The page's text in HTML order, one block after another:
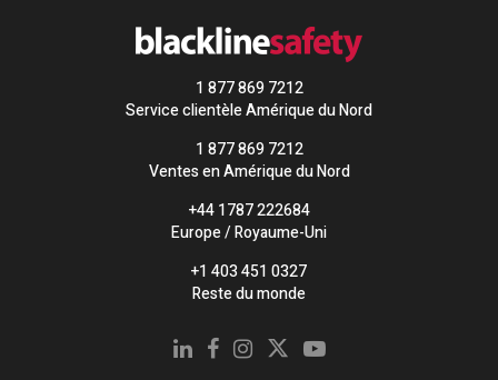
1 877 869 7212
Service clientèle Amérique du Nord
1 877 869 7212
Ventes en Amérique du Nord
+44 1787 222684
Europe / Royaume-Uni
+1 403 451 0327
Reste du monde